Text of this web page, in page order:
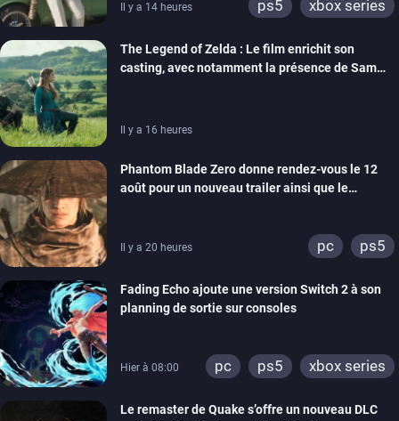
Il y a 14 heures ps5 xbox series
The Legend of Zelda : Le film enrichit son
casting, avec notamment la présence de Sam
Il y a 16 heures
Phantom Blade Zero donne rendez-vous le 12
août pour un nouveau trailer ainsi que le
Il y a 20 heures pc ps5
Fading Echo ajoute une version Switch 2 à son
planning de sortie sur consoles
Hier à 08:00 pc ps5 xbox series
Le remaster de Quake s’offre un nouveau DLC